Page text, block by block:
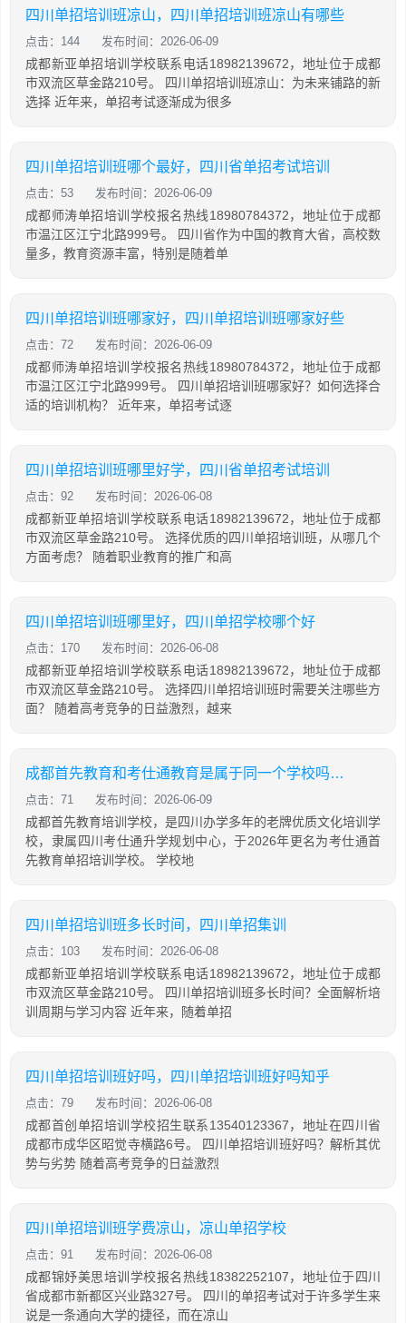
四川单招培训班凉山，四川单招培训班凉山有哪些
点击：144 发布时间：2026-06-09
成都新亚单招培训学校联系电话18982139672，地址位于成都
市双流区草金路210号。 四川单招培训班凉山：为未来铺路的新
选择 近年来，单招考试逐渐成为很多
四川单招培训班哪个最好，四川省单招考试培训
点击：53 发布时间：2026-06-09
成都师涛单招培训学校报名热线18980784372，地址位于成都
市温江区江宁北路999号。 四川省作为中国的教育大省，高校数
量多，教育资源丰富，特别是随着单
四川单招培训班哪家好，四川单招培训班哪家好些
点击：72 发布时间：2026-06-09
成都师涛单招培训学校报名热线18980784372，地址位于成都
市温江区江宁北路999号。 四川单招培训班哪家好？如何选择合
适的培训机构？ 近年来，单招考试逐
四川单招培训班哪里好学，四川省单招考试培训
点击：92 发布时间：2026-06-08
成都新亚单招培训学校联系电话18982139672，地址位于成都
市双流区草金路210号。 选择优质的四川单招培训班，从哪几个
方面考虑？ 随着职业教育的推广和高
四川单招培训班哪里好，四川单招学校哪个好
点击：170 发布时间：2026-06-08
成都新亚单招培训学校联系电话18982139672，地址位于成都
市双流区草金路210号。 选择四川单招培训班时需要关注哪些方
面？ 随着高考竞争的日益激烈，越来
成都首先教育和考仕通教育是属于同一个学校吗？两者有什么关系
点击：71 发布时间：2026-06-09
成都首先教育培训学校，是四川办学多年的老牌优质文化培训学
校，隶属四川考仕通升学规划中心，于2026年更名为考仕通首
先教育单招培训学校。 学校地
四川单招培训班多长时间，四川单招集训
点击：103 发布时间：2026-06-08
成都新亚单招培训学校联系电话18982139672，地址位于成都
市双流区草金路210号。 四川单招培训班多长时间？全面解析培
训周期与学习内容 近年来，随着单招
四川单招培训班好吗，四川单招培训班好吗知乎
点击：79 发布时间：2026-06-08
成都首创单招培训学校招生联系13540123367，地址在四川省
成都市成华区昭觉寺横路6号。 四川单招培训班好吗？解析其优
势与劣势 随着高考竞争的日益激烈
四川单招培训班学费凉山，凉山单招学校
点击：91 发布时间：2026-06-08
成都锦妤美思培训学校报名热线18382252107，地址位于四川
省成都市新都区兴业路327号。 四川的单招考试对于许多学生来
说是一条通向大学的捷径，而在凉山